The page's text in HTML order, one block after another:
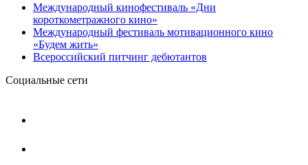
Международный кинофестиваль «Дни
короткометражного кино»
Международный фестиваль мотивационного кино
«Будем жить»
Всероссийский питчинг дебютантов
Социальные сети